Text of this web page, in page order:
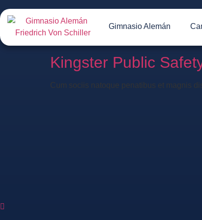
Gimnasio Alemán
Etiqueta:Event
Kingster Public
Cum sociis natoque penatibus et magnis